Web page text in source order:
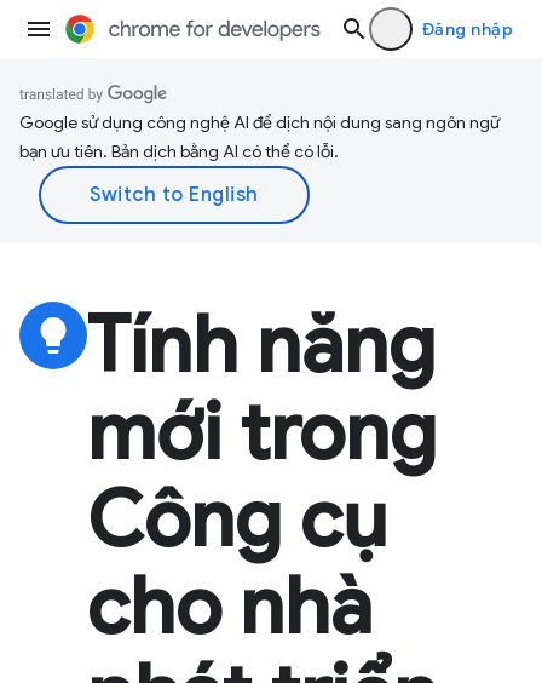
Đăng nhập
Google sử dụng công nghệ AI để dịch nội dung sang ngôn ngữ
bạn ưu tiên. Bản dịch bằng AI có thể có lỗi.
lightbulb Tính năng
mới trong
Công cụ
cho nhà